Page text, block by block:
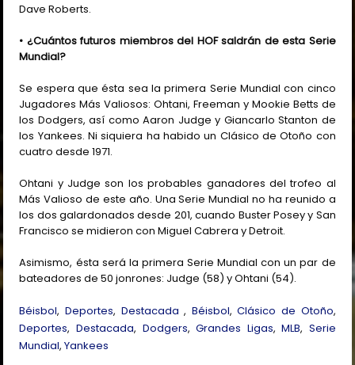
Dave Roberts.
• ¿Cuántos futuros miembros del HOF saldrán de esta Serie
Mundial?
Se espera que ésta sea la primera Serie Mundial con cinco
Jugadores Más Valiosos: Ohtani, Freeman y Mookie Betts de
los Dodgers, así como Aaron Judge y Giancarlo Stanton de
los Yankees. Ni siquiera ha habido un Clásico de Otoño con
cuatro desde 1971.
Ohtani y Judge son los probables ganadores del trofeo al
Más Valioso de este año. Una Serie Mundial no ha reunido a
los dos galardonados desde 201, cuando Buster Posey y San
Francisco se midieron con Miguel Cabrera y Detroit.
Asimismo, ésta será la primera Serie Mundial con un par de
bateadores de 50 jonrones: Judge (58) y Ohtani (54).
Béisbol,Deportes, Destacada , Béisbol,Clásico de Otoño,
Deportes, Destacada, Dodgers,Grandes Ligas,MLB, Serie
Mundial,Yankees